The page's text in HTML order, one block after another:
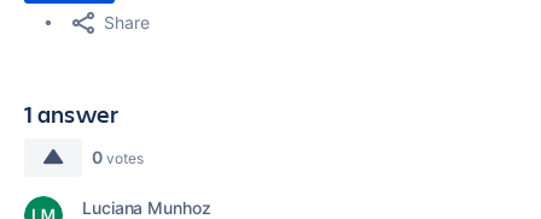
Share
1 answer
0 votes
Luciana Munhoz